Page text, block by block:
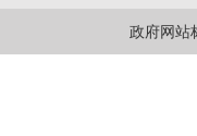
政府网站